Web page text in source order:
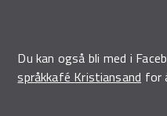
Du kan også bli med i
språkkafé Kristiansand for